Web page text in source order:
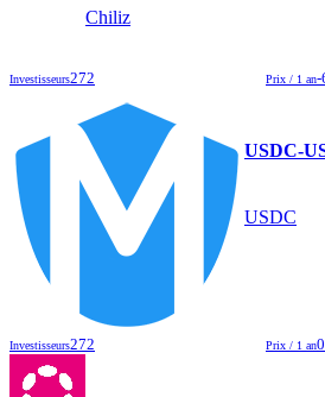
Chiliz
Investisseurs272 Prix / 1 an-
USDC-
USDC
Investisseurs272 Prix / 1 an